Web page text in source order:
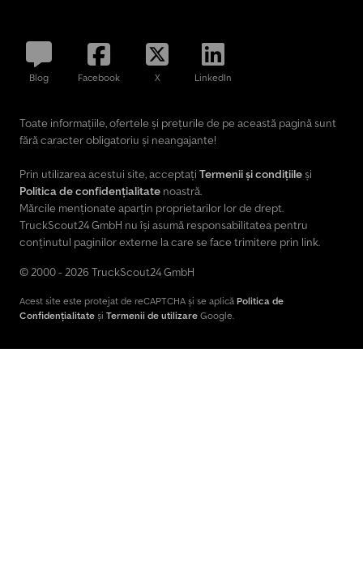
Blog Facebook X LinkedIn
Toate informațiile, ofertele și prețurile de pe această pagină sunt
fără caracter obligatoriu și neangajante!
Prin utilizarea acestui site, acceptați Termenii și condițiileși
Politica de confidențialitate noastră.
Mărcile menționate aparțin proprietarilor lor de drept.
TruckScout24 GmbH nu își asumă responsabilitatea pentru
conținutul paginilor externe la care se face trimitere prin link.
© 2000 - 2026 TruckScout24 GmbH
Acest site este protejat de reCAPTCHA și se aplică Politica de
Confidențialitate și Termenii de utilizare Google.